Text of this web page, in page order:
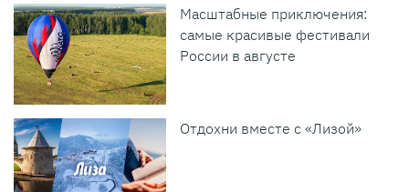
Масштабные приключения:
самые красивые фестивали
России в августе
Отдохни вместе с «Лизой»